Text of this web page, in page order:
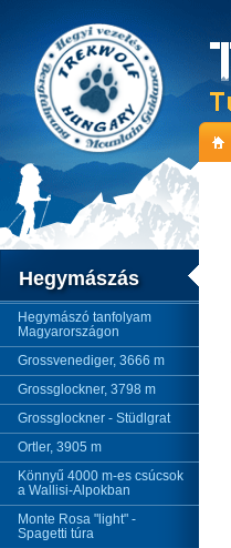
Hegymászás
Hegymászó tanfolyam
Magyarországon
Grossvenediger, 3666 m
Grossglockner, 3798 m
Grossglockner - Stüdlgrat
Ortler, 3905 m
Könnyű 4000 m-es csúcsok
a Wallisi-Alpokban
Monte Rosa "light" -
Spagetti túra